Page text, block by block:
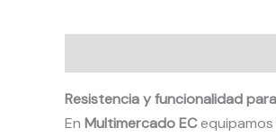
Resistencia y funcionalidad
En Multimercado ECequipamos